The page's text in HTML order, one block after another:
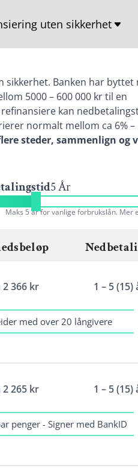
sikkerhet
uten sikkerhet
sikkerhet i bolig
av kredittkortgjeld
sikkerhet. Banken har byttet
5000 – 600 000 kr til en
kan
normalt mellom ca 6% –
steder, sammenlign og
5 År
Maks 5 år for vanlige forbrukslån. Mer
2 366 kr 1 – 5 (15)
med over 20 långivere
Termingebyr:
2 265 kr 1 – 5 (15)
penger - Signer med BankID